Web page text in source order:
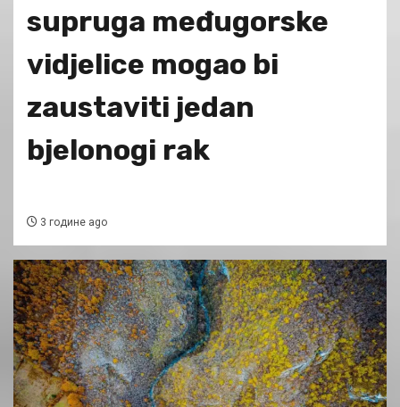
supruga međugorske
vidjelice mogao bi
zaustaviti jedan
bjelonogi rak
3 године ago